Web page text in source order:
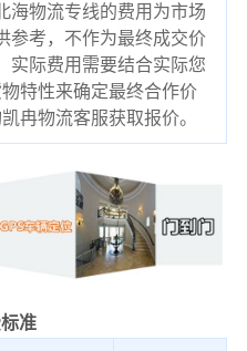
海物流专线的费用为市场
参考，不作为最终成交价
实际费用需要结合实际您
特性来确定最终合作价
冉物流客服获取报价。
准